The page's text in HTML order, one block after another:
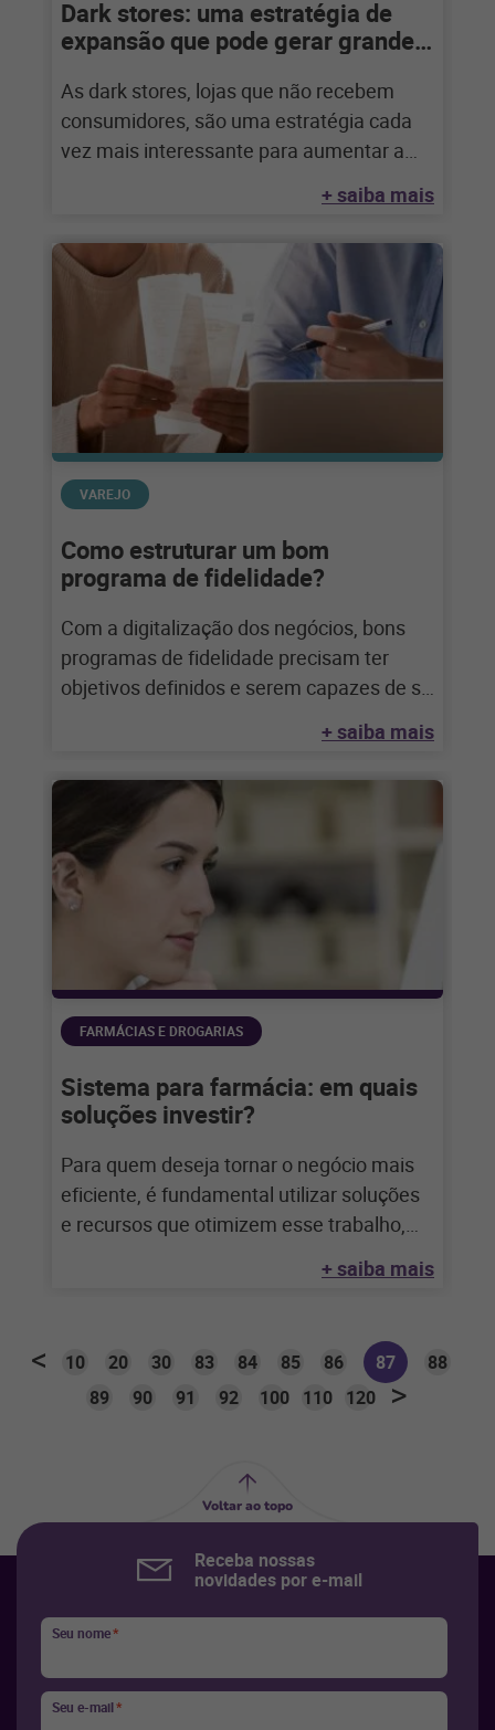
Dark stores: uma estratégia de
expansão que pode gerar grandes
As dark stores, lojas que não recebem
consumidores, são uma estratégia cada
vez mais interessante para aumentar a
+ saiba mais
VAREJO
Como estruturar um bom
programa de fidelidade?
Com a digitalização dos negócios, bons
programas de fidelidade precisam ter
objetivos definidos e serem capazes de se
+ saiba mais
FARMÁCIAS E DROGARIAS
Sistema para farmácia: em quais
soluções investir?
Para quem deseja tornar o negócio mais
eficiente, é fundamental utilizar soluções
e recursos que otimizem esse trabalho,
+ saiba mais
10 20 30 83 84 85 86 87
88
89
90 91 92 100 110 120
Voltar ao topo
Receba nossas
novidades por e-mail
Seu nome*
Seu e-mail*